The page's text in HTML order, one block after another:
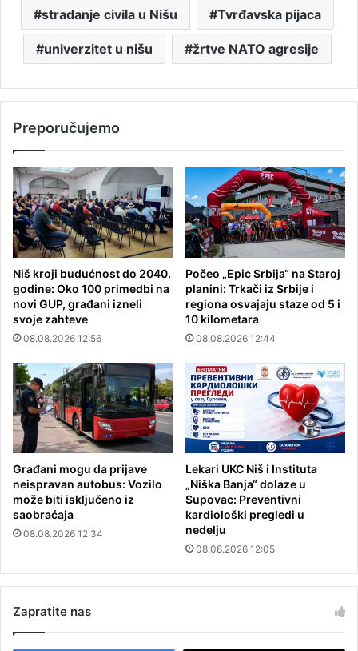
stradanje civila u Nišu Tvrđavska pijaca
univerzitet u nišu žrtve NATO agresije
Preporučujemo
Niš kroji budućnost do 2040.
godine: Oko 100 primedbi na
novi GUP, građani izneli
svoje zahteve
08.08.2026 12:56
Počeo „Epic Srbija“ na Staroj
planini: Trkači iz Srbije i
regiona osvajaju staze od 5 i
10 kilometara
08.08.2026 12:44
Građani mogu da prijave
neispravan autobus: Vozilo
može biti isključeno iz
saobraćaja
08.08.2026 12:34
Lekari UKC Niš i Instituta
„Niška Banja“ dolaze u
Supovac: Preventivni
kardiološki pregledi u
nedelju
08.08.2026 12:05
Zapratite nas